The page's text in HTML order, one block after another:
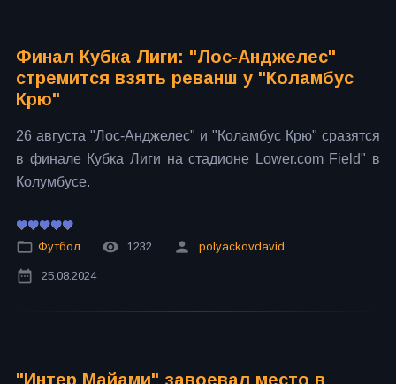
Финал Кубка Лиги: "Лос-Анджелес"
стремится взять реванш у "Коламбус
Крю"
26 августа "Лос-Анджелес" и "Коламбус Крю" сразятся
в финале Кубка Лиги на стадионе Lower.com Field" в
Колумбусе.
Футбол 1232 polyackovdavid
25.08.2024
"Интер Майами" завоевал место в